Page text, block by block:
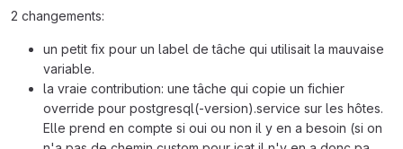
2 changements:
un petit fix pour un label de tâche qui utilisait la mauvaise
variable.
la vraie contribution: une tâche qui copie un fichier
override pour postgresql(-version).service sur les hôtes.
Elle prend en compte si oui ou non il y en a besoin (si on